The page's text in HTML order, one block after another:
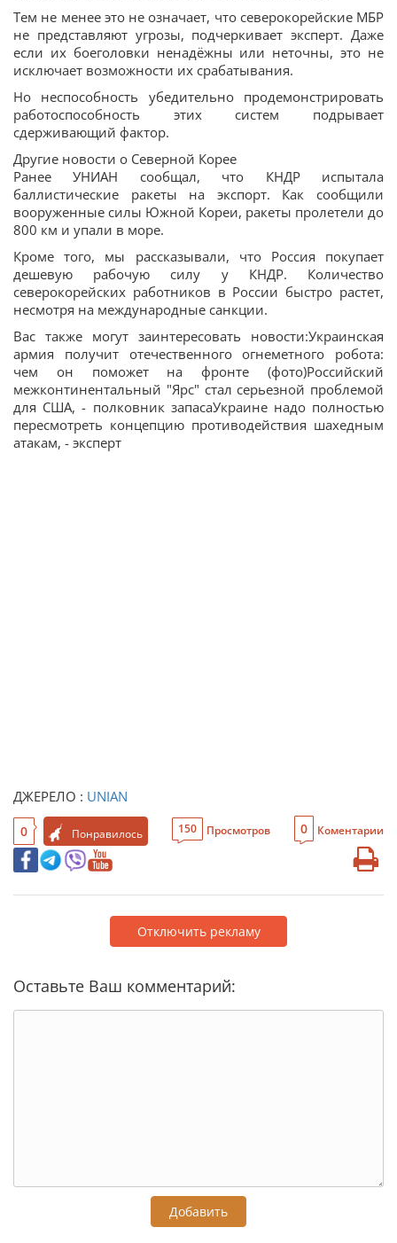
Тем не менее это не означает, что северокорейские МБР
не представляют угрозы, подчеркивает эксперт. Даже
если их боеголовки ненадёжны или неточны, это не
исключает возможности их срабатывания.
Но неспособность убедительно продемонстрировать
работоспособность этих систем подрывает
сдерживающий фактор.
Другие новости о Северной Корее
Ранее УНИАН сообщал, что КНДР испытала
баллистические ракеты на экспорт. Как сообщили
вооруженные силы Южной Кореи, ракеты пролетели до
800 км и упали в море.
Кроме того, мы рассказывали, что Россия покупает
дешевую рабочую силу у КНДР. Количество
северокорейских работников в России быстро растет,
несмотря на международные санкции.
Вас также могут заинтересовать новости:Украинская
армия получит отечественного огнеметного робота:
чем он поможет на фронте (фото)Российский
межконтинентальный "Ярс" стал серьезной проблемой
для США, - полковник запасаУкраине надо полностью
пересмотреть концепцию противодействия шахедным
атакам, - эксперт
ДЖЕРЕЛО : UNIAN
0 Понравилось 150 Просмотров 0 Коментарии
Отключить рекламу
Оставьте Ваш комментарий:
Добавить